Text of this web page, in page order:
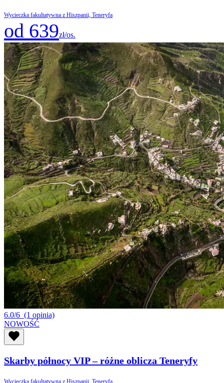
Wycieczka fakultatywna z Hiszpanii, Teneryfa
od 639zł/os.
6.0/6 (1 opinia)
NOWOŚĆ
Skarby północy VIP – różne oblicza Teneryfy
Wycieczka fakultatywna z Hiszpanii, Teneryfa